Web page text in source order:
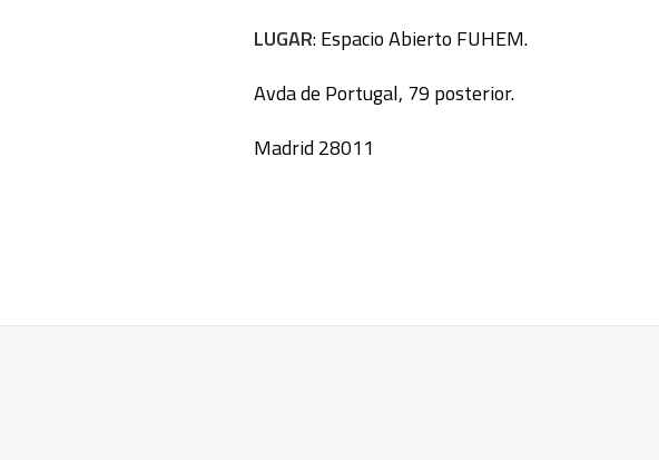
LUGAR: Espacio Abierto FUHEM.
Avda de Portugal, 79 posterior.
Madrid 28011